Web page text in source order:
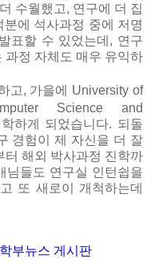
수월했고, 연구에 더 집
분에 석사과정 중에 저명
표할 수 있었는데 , 연구
과정 자체도 매우 유익하
고, 가을에 University of
Science and
하게 되었습니다. 되돌
경험이 제 자신을 더 잘
터 해외 박사과정 진학까
님들도 연구실 인턴쉽을
또 새로이 개척하는데
부뉴스 게시판